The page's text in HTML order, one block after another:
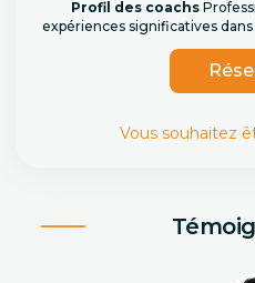
Profil des coachs
expériences significatives
Vous souhaitez